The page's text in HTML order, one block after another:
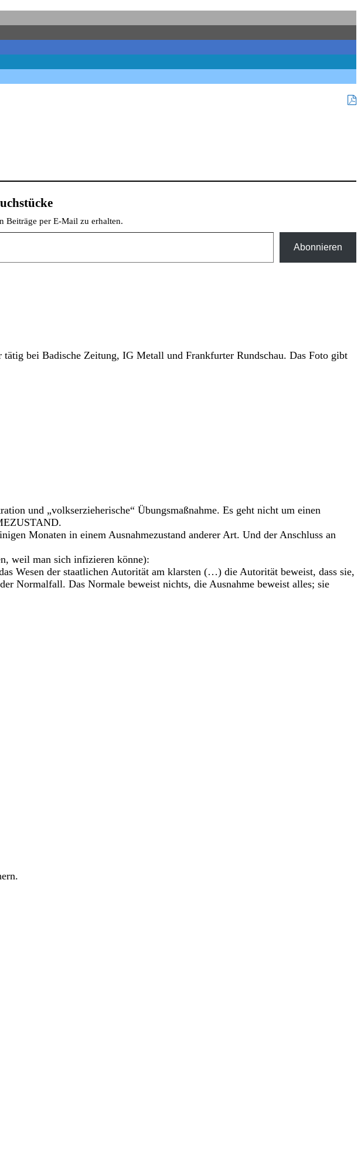
Beiträge per E-Mail zu erhalten.
Abonnieren
bei Badische Zeitung, IG Metall und Frankfurter Rundschau. Das Foto gibt
und „volkserzieherische“ Übungsmaßnahme. Es geht nicht um einen
Monaten in einem Ausnahmezustand anderer Art. Und der Anschluss an
weil man sich infizieren könne):
Wesen der staatlichen Autorität am klarsten (…) die Autorität beweist, dass sie,
Normalfall. Das Normale beweist nichts, die Ausnahme beweist alles; sie